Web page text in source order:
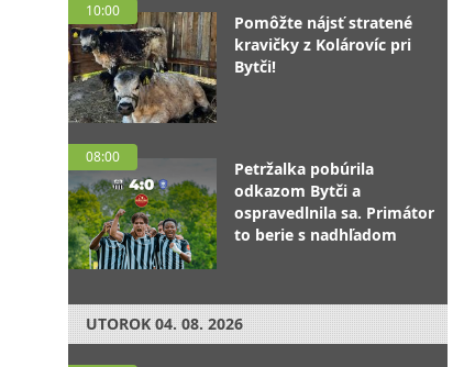
10:00
Pomôžte nájsť stratené
kravičky z Kolárovíc pri
Bytči!
08:00
Petržalka pobúrila
odkazom Bytči a
ospravedlnila sa. Primátor
to berie s nadhľadom
UTOROK 04. 08. 2026